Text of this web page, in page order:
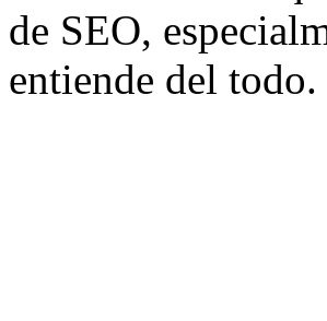
de SEO,
entiende del todo.